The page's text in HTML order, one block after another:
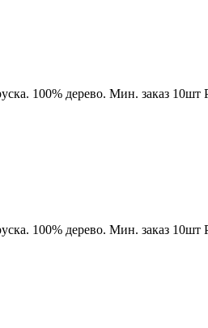
100% дерево. Мин. заказ 10шт
100% дерево. Мин. заказ 10шт